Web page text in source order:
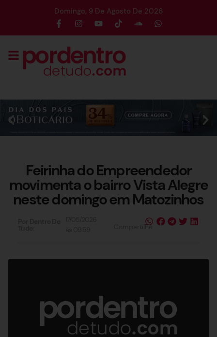
Domingo, 9 De Agosto De 2026
Feirinha do Empreendedor
movimenta o bairro Vista Alegre
neste domingo em Matozinhos
Compartilhe